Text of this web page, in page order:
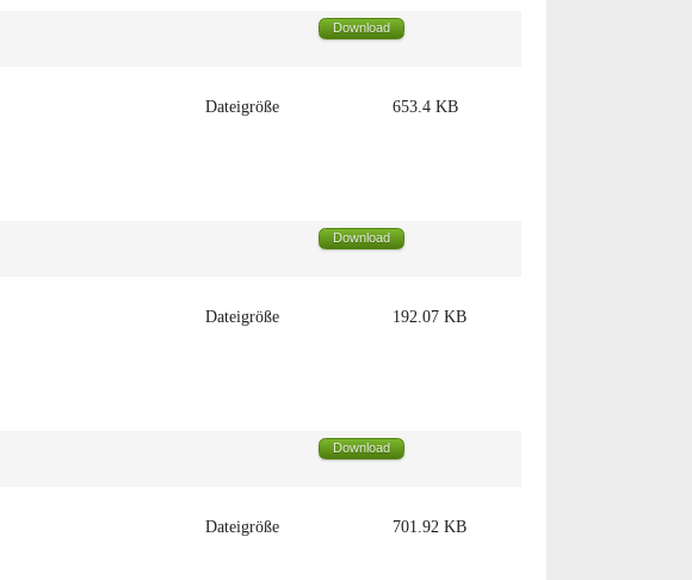
Download
Dateigröße 653.4 KB
Download
Dateigröße 192.07 KB
Download
Dateigröße 701.92 KB